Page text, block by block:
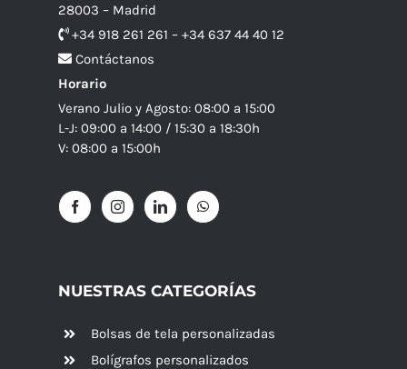
28003 – Madrid
+34 918 261 261 – +34 637 44 40 12
Contáctanos
Horario
Verano Julio y Agosto: 08:00 a 15:00
L-J: 09:00 a 14:00 / 15:30 a 18:30h
V: 08:00 a 15:00h
NUESTRAS CATEGORÍAS
Bolsas de tela personalizadas
Bolígrafos personalizados